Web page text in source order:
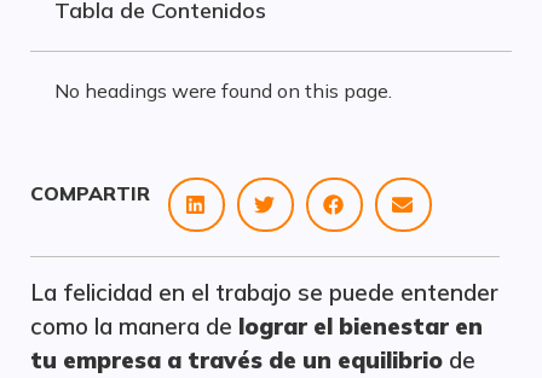
COMPARTIR
La felicidad en el trabajo se puede entender
como la manera de lograr el bienestar en
tu empresa a través de un equilibrio de
Tabla de Contenidos
No headings were found on this page.